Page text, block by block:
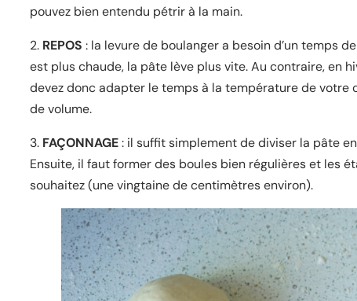
pouvez bien entendu pétrir à la main.
2. REPOS : la levure de boulanger a besoin d’un temps
est plus chaude, la pâte lève plus vite. Au contraire, en
devez donc adapter le temps à la température de votre
de volume.
3. FAÇONNAGE: il suffit simplement de diviser la pâte
Ensuite, il faut former des boules bien régulières et les
souhaitez (une vingtaine de centimètres environ).